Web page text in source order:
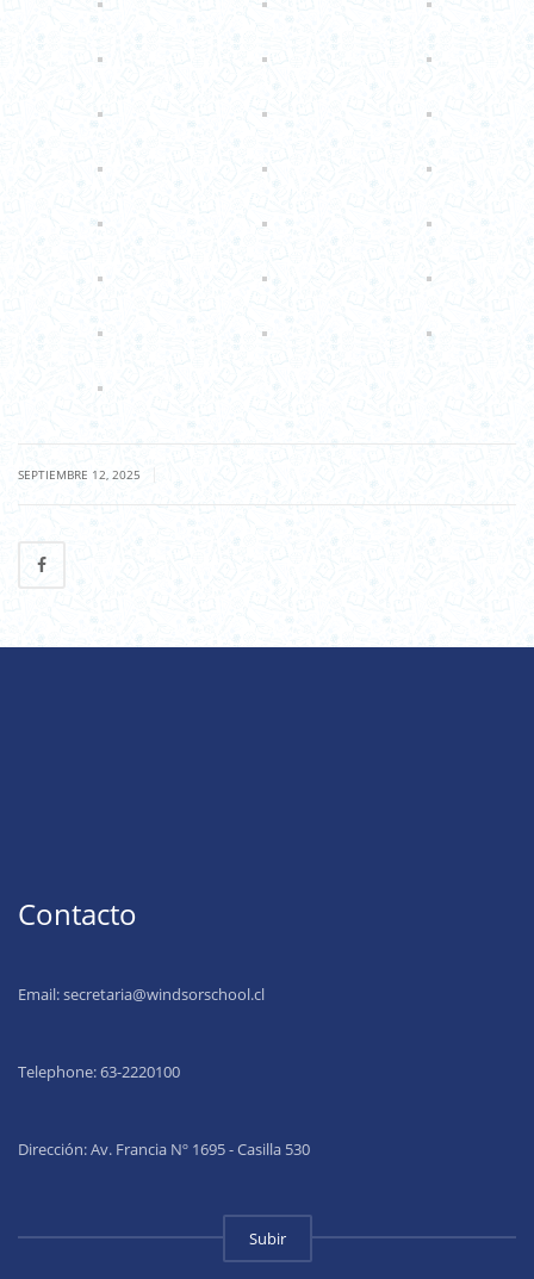
SEPTIEMBRE 12, 2025
Contacto
Email:secretaria@windsorschool.cl
Telephone: 63-2220100
Dirección: Av. Francia Nº 1695 - Casilla 530
Subir